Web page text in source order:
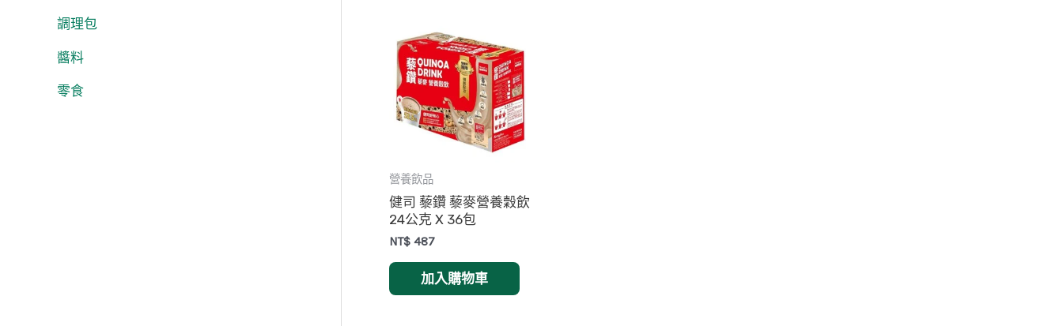
調理包
醬料
零食
營養飲品
健司 藜鑽 藜麥營養穀飲
24公克 X 36包
NT$ 487
加入購物車